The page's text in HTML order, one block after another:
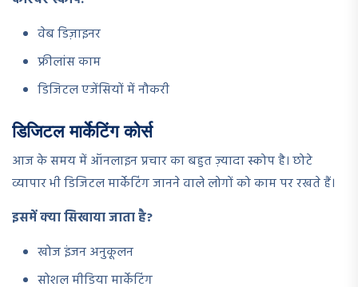
वेब डिज़ाइनर
फ्रीलांस काम
डिजिटल एजेंसियों में नौकरी
डिजिटल मार्केटिंग कोर्स
आज के समय में ऑनलाइन प्रचार का बहुत ज़्यादा स्कोप है। छोटे
व्यापार भी डिजिटल मार्केटिंग जानने वाले लोगों को काम पर रखते हैं।
इसमें क्या सिखाया जाता है?
खोज इंजन अनुकूलन
सोशल मीडिया मार्केटिंग